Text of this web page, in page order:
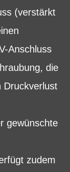
(verstärkt
Anschluss
die
Druckverlust
gewünschte
zudem